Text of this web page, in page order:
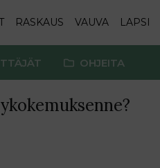
RASKAUS VAUVA LAPSI
OHJEITA